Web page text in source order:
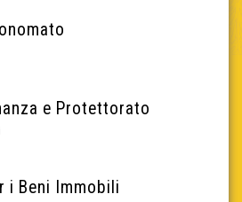
e Protettorato
i Beni Immobili